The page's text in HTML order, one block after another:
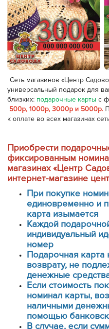
Сеть магазинов «Центр
универсальный подарок для
близких: подарочные карты с
500р, 1000р, 3000р и 5000р.
к оплате во всех магазинах
Приобрести
фиксированным
магазинах «Центр
интернет-магазине
При покупке
единовременно и
карта изымается
Каждой
индивидуальный
номер
Подарочная карта
возврату, не
денежные
Если стоимость
номинал карты,
наличными
помощью
В случае, если